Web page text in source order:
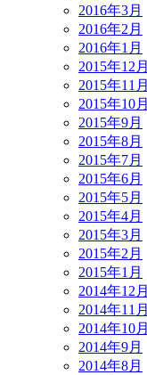
2016年3月
2016年2月
2016年1月
2015年12月
2015年11月
2015年10月
2015年9月
2015年8月
2015年7月
2015年6月
2015年5月
2015年4月
2015年3月
2015年2月
2015年1月
2014年12月
2014年11月
2014年10月
2014年9月
2014年8月